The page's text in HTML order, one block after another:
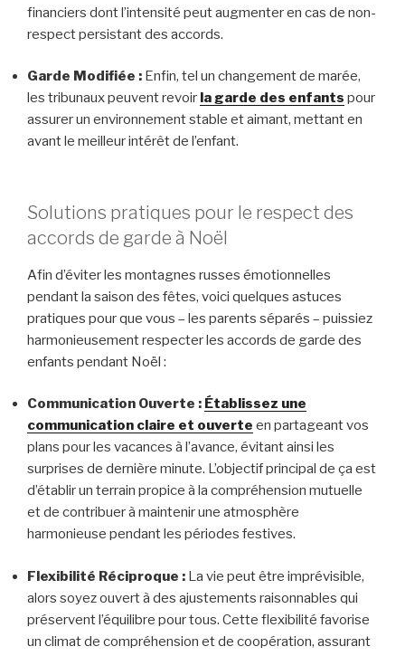
financiers dont l’intensité peut augmenter en cas de non-
respect persistant des accords.
Garde Modifiée : Enfin, tel un changement de marée,
les tribunaux peuvent revoir la garde des enfants pour
assurer un environnement stable et aimant, mettant en
avant le meilleur intérêt de l’enfant.
Solutions pratiques pour le respect des
accords de garde à Noël
Afin d’éviter les montagnes russes émotionnelles
pendant la saison des fêtes, voici quelques astuces
pratiques pour que vous – les parents séparés – puissiez
harmonieusement respecter les accords de garde des
enfants pendant Noël :
Communication Ouverte : Établissez une
communication claire et ouverte en partageant vos
plans pour les vacances à l’avance, évitant ainsi les
surprises de dernière minute. L’objectif principal de ça est
d’établir un terrain propice à la compréhension mutuelle
et de contribuer à maintenir une atmosphère
harmonieuse pendant les périodes festives.
Flexibilité Réciproque : La vie peut être imprévisible,
alors soyez ouvert à des ajustements raisonnables qui
préservent l’équilibre pour tous. Cette flexibilité favorise
un climat de compréhension et de coopération, assurant